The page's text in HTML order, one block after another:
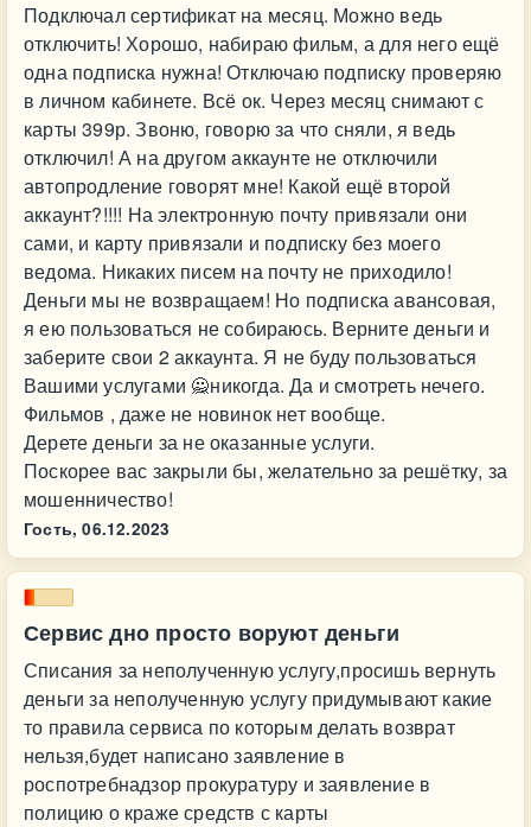
Подключал сертификат на месяц. Можно ведь
отключить! Хорошо, набираю фильм, а для него ещё
одна подписка нужна! Отключаю подписку проверяю
в личном кабинете. Всё ок. Через месяц снимают с
карты 399р. Звоню, говорю за что сняли, я ведь
отключил! А на другом аккаунте не отключили
автопродление говорят мне! Какой ещё второй
аккаунт?!!!! На электронную почту привязали они
сами, и карту привязали и подписку без моего
ведома. Никаких писем на почту не приходило!
Деньги мы не возвращаем! Но подписка авансовая,
я ею пользоваться не собираюсь. Верните деньги и
заберите свои 2 аккаунта. Я не буду пользоваться
Вашими услугами 🙅никогда. Да и смотреть нечего.
Фильмов , даже не новинок нет вообще.
Дерете деньги за не оказанные услуги.
Поскорее вас закрыли бы, желательно за решётку, за
мошенничество!
Гость, 06.12.2023
Сервис дно просто воруют деньги
Списания за неполученную услугу,просишь вернуть
деньги за неполученную услугу придумывают какие
то правила сервиса по которым делать возврат
нельзя,будет написано заявление в
роспотребнадзор прокуратуру и заявление в
полицию о краже средств с карты